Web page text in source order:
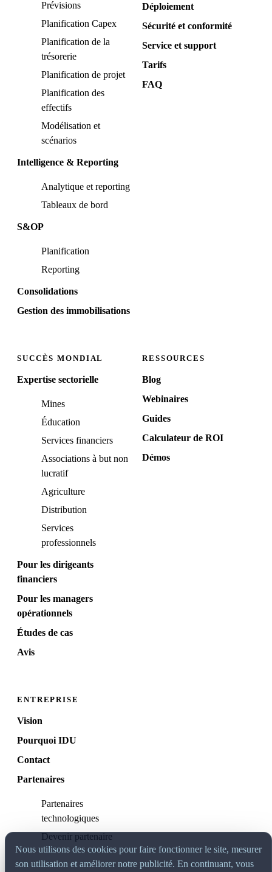
Prévisions
Planification Capex
Planification de la
trésorerie
Planification de projet
Planification des
effectifs
Modélisation et
scénarios
Intelligence & Reporting
Analytique et reporting
Tableaux de bord
S&OP
Planification
Reporting
Consolidations
Gestion des immobilisations
Déploiement
Sécurité et conformité
Service et support
Tarifs
FAQ
SUCCÈS MONDIAL
Expertise sectorielle
Mines
Éducation
Services financiers
Associations à but non
lucratif
Agriculture
Distribution
Services
professionnels
Pour les dirigeants
financiers
Pour les managers
opérationnels
Études de cas
Avis
RESSOURCES
Blog
Webinaires
Guides
Calculateur de ROI
Démos
ENTREPRISE
Vision
Pourquoi IDU
Contact
Partenaires
Partenaires
technologiques
Devenir partenaire
Nous utilisons des cookies pour faire fonctionner le site, mesurer
son utilisation et améliorer notre publicité. En continuant, vous